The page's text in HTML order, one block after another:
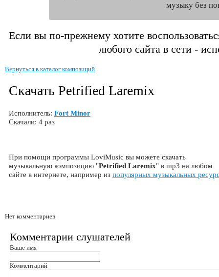
музыку без
Если вы по-прежнему хотите
любого сайта в сети -
Вернуться в каталог композиций
Скачать Petrified Laremix
Исполнитель: Fort Minor
Скачали: 4 раз
При помощи программы LoviMusic вы можете скачать
музыкальную композицию "Petrified Laremix" в mp3 на любом
сайте в интернете, например из популярных музыкальных
Нет комментариев
Комментарии слушателей
Ваше имя
Комментарий